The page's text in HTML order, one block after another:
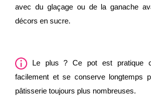
avec du glaçage ou de la ganache
décors en sucre.
Le plus ? Ce pot est pratique
facilement et se conserve longtemps
pâtisserie toujours plus nombreuses.